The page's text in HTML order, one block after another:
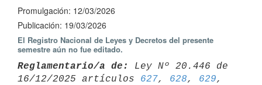
Promulgación: 12/03/2026
Publicación: 19/03/2026
El Registro Nacional de Leyes y Decretos del presente
semestre aún no fue editado.
Reglamentario/a de:
Ley Nº 20.446 de
16/12/2025 artículos 627, 628, 629,